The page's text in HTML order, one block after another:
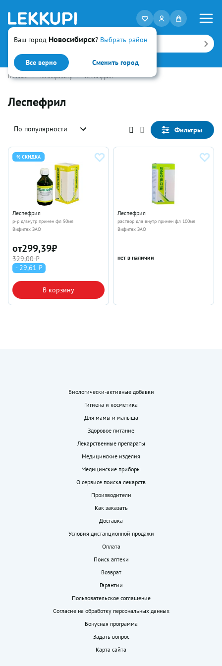
Ваш город Новосибирск? Выбрать район
Все верно Сменить город
Искать
Главная • по алфавиту • Леспефрил
Леспефрил
По популярности Фильтры
% СКИДКА
Леспефрил
р-р д/внутр примен фл 50мл
Вифитех ЗАО
от299,39₽
329,00 ₽
- 29,61 ₽
В корзину
Леспефрил
раствор для внутр примен фл 100мл
Вифитех ЗАО
нет в наличии
Биологически-активные добавки
Гигиена и косметика
Для мамы и малыша
Здоровое питание
Лекарственные препараты
Медицинские изделия
Медицинские приборы
О сервисе поиска лекарств
Производители
Как заказать
Доставка
Условия дистанционной продажи
Оплата
Поиск аптеки
Возврат
Гарантии
Пользовательское соглашение
Согласие на обработку персональных данных
Бонусная программа
Задать вопрос
Карта сайта